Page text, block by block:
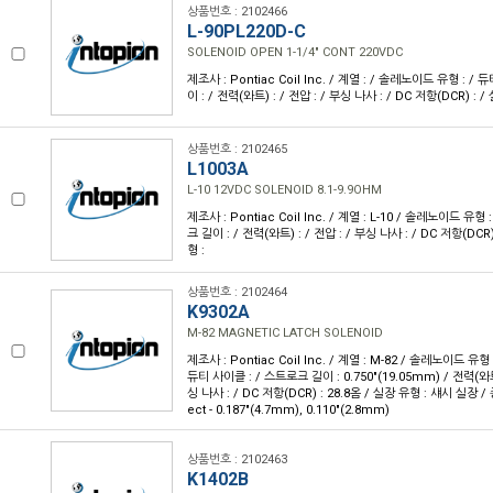
상품번호 : 2102466
L-90PL220D-C
SOLENOID OPEN 1-1/4" CONT 220VDC
제조사 : Pontiac Coil Inc. / 계열 : / 솔레노이드 유형 : / 듀
이 : / 전력(와트) : / 전압 : / 부싱 나사 : / DC 저항(DCR) : /
상품번호 : 2102465
L1003A
L-10 12VDC SOLENOID 8.1-9.9OHM
제조사 : Pontiac Coil Inc. / 계열 : L-10 / 솔레노이드 유형
크 길이 : / 전력(와트) : / 전압 : / 부싱 나사 : / DC 저항
형 :
상품번호 : 2102464
K9302A
M-82 MAGNETIC LATCH SOLENOID
제조사 : Pontiac Coil Inc. / 계열 : M-82 / 솔레노이드 유형
듀티 사이클 : / 스트로크 길이 : 0.750"(19.05mm) / 전력(
싱 나사 : / DC 저항(DCR) : 28.8옴 / 실장 유형 : 섀시 실장
ect - 0.187"(4.7mm), 0.110"(2.8mm)
상품번호 : 2102463
K1402B